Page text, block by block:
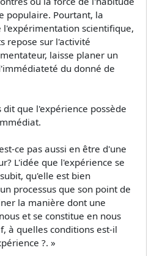
populaire. Pourtant, la
l'expérimentation scientifique,
repose sur l'activité
laisse planer un
du donné de
que l'expérience possède
ce pas aussi en être d'une
L'idée que l'expérience se
qu'elle est bien
processus que son point de
la manière dont une
et se constitue en nous
à quelles conditions est-il
?. »